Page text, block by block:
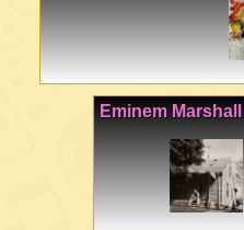
Eminem